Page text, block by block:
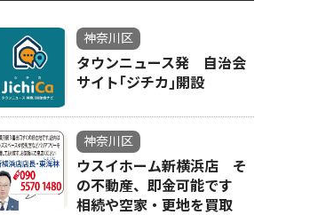
神奈川区
タウンニュース発 自治会
サイト｢ジチカ｣開設
神奈川区
ウスイホーム新横浜店 そ
の不動産、即金可能です
相続や空家・更地を買取